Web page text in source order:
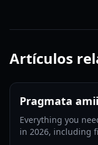
Artículos
Pragmata
Everything you
in 2026, including